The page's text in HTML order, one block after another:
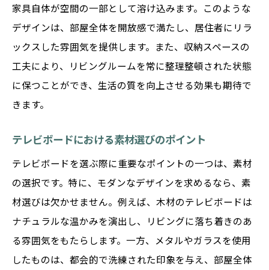
家具自体が空間の一部として溶け込みます。このような
デザインは、部屋全体を開放感で満たし、居住者にリラ
ックスした雰囲気を提供します。また、収納スペースの
工夫により、リビングルームを常に整理整頓された状態
に保つことができ、生活の質を向上させる効果も期待で
きます。
テレビボードにおける素材選びのポイント
テレビボードを選ぶ際に重要なポイントの一つは、素材
の選択です。特に、モダンなデザインを求めるなら、素
材選びは欠かせません。例えば、木材のテレビボードは
ナチュラルな温かみを演出し、リビングに落ち着きのあ
る雰囲気をもたらします。一方、メタルやガラスを使用
したものは、都会的で洗練された印象を与え、部屋全体